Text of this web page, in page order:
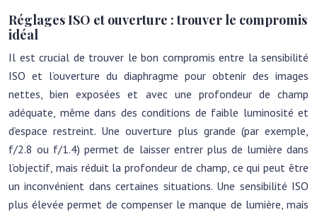
Réglages ISO et ouverture : trouver le compromis
idéal
Il est crucial de trouver le bon compromis entre la sensibilité
ISO et l’ouverture du diaphragme pour obtenir des images
nettes, bien exposées et avec une profondeur de champ
adéquate, même dans des conditions de faible luminosité et
d’espace restreint. Une ouverture plus grande (par exemple,
f/2.8 ou f/1.4) permet de laisser entrer plus de lumière dans
l’objectif, mais réduit la profondeur de champ, ce qui peut être
un inconvénient dans certaines situations. Une sensibilité ISO
plus élevée permet de compenser le manque de lumière, mais